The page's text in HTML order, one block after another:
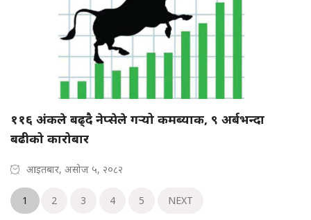
११६ अंकले बढ्दै नेप्सेले गर्‍यो कमब्याक, ९ अर्बभन्दा
बढीको कारोबार
आइतबार, असोज ५, २०८२
1 2 3 4 5 NEXT